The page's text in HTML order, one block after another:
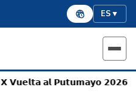
ES▼
𝗫 𝗩𝘂𝗲𝗹𝘁𝗮 𝗮𝗹 𝗣𝘂𝘁𝘂𝗺𝗮𝘆𝗼 𝟮𝟬𝟮𝟲